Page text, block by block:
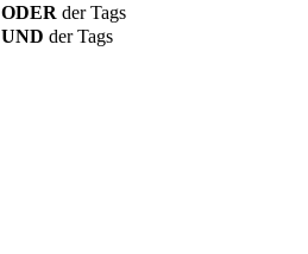
ODER der Tags
UND der Tags